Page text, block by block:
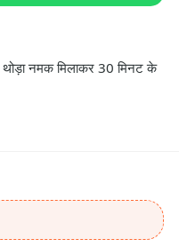
नमक मिलाकर 30 मिनट के